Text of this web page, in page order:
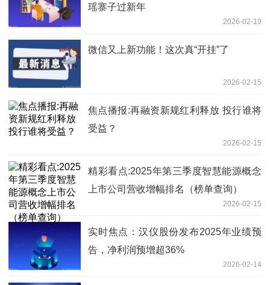
瑶寨子过新年
2026-02-19
微信又上新功能！这次真“开挂”了
2026-02-15
焦点播报:再融资新规红利释放 投行谁将
受益？
2026-02-15
精彩看点:2025年第三季度智慧能源概念
上市公司营收增幅排名（榜单查询）
2026-02-15
实时焦点：汉仪股份发布2025年业绩预
告，净利润预增超36%
2026-02-14